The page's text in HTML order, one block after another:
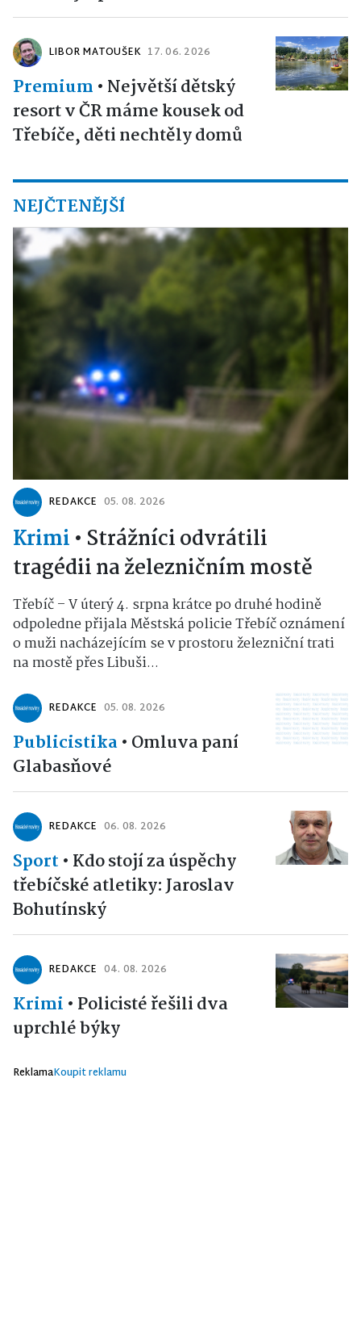
LIBOR MATOUŠEK 17. 06. 2026
Premium • Největší dětský
resort v ČR máme kousek od
Třebíče, děti nechtěly domů
NEJČTENĚJŠÍ
REDAKCE 05. 08. 2026
Krimi • Strážníci odvrátili
tragédii na železničním mostě
Třebíč – V úterý 4. srpna krátce po druhé hodině
odpoledne přijala Městská policie Třebíč oznámení
o muži nacházejícím se v prostoru železniční trati
na mostě přes Libuši...
REDAKCE 05. 08. 2026
Publicistika• Omluva paní
Glabasňové
REDAKCE 06. 08. 2026
Sport • Kdo stojí za úspěchy
třebíčské atletiky: Jaroslav
Bohutínský
REDAKCE 04. 08. 2026
Krimi • Policisté řešili dva
uprchlé býky
ReklamaKoupit reklamu